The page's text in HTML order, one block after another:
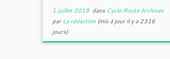
1 juillet 2018 dans Cyclo Route Archives
parLa rédaction (mis à jour il y a 2316
jours)